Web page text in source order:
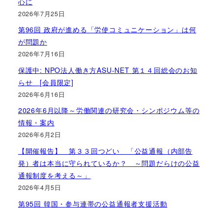
2026年7月25日
第96回 政府が進める「労使コミュニケーション」は何
が問題か
2026年7月16日
保護中: NPO法人働き方ASU-NET 第１４回総会のお知
らせ [会員限定]
2026年6月16日
2026年6月以降～労働関連の研究会・シンポジウム等の
情報・案内
2026年6月2日
【開催報告】 第３３回つどい 「公益通報（内部告
発）者は本当に守られているか？ ～問題だらけの公益
通報制度を考える～」
2026年4月5日
第95回 韓国・参与連帯の公益通報者支援活動